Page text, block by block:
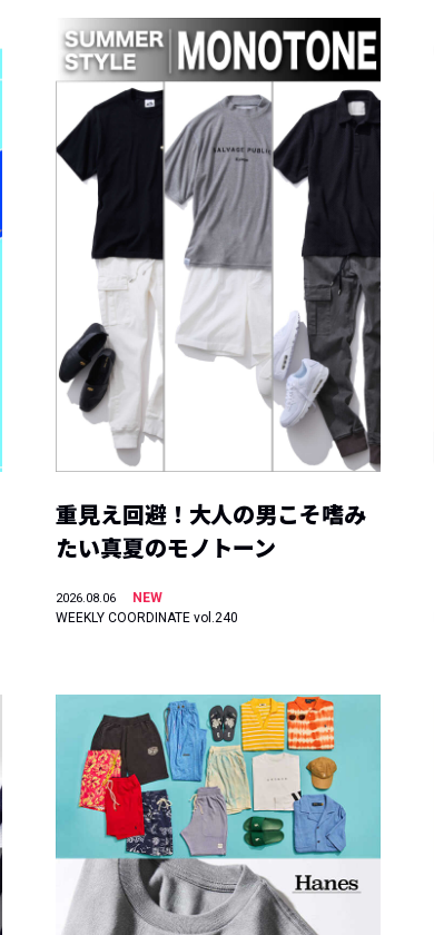
重見え回避！大人の男こそ嗜み
たい真夏のモノトーン
2026.08.06
NEW
WEEKLY COORDINATE vol.240